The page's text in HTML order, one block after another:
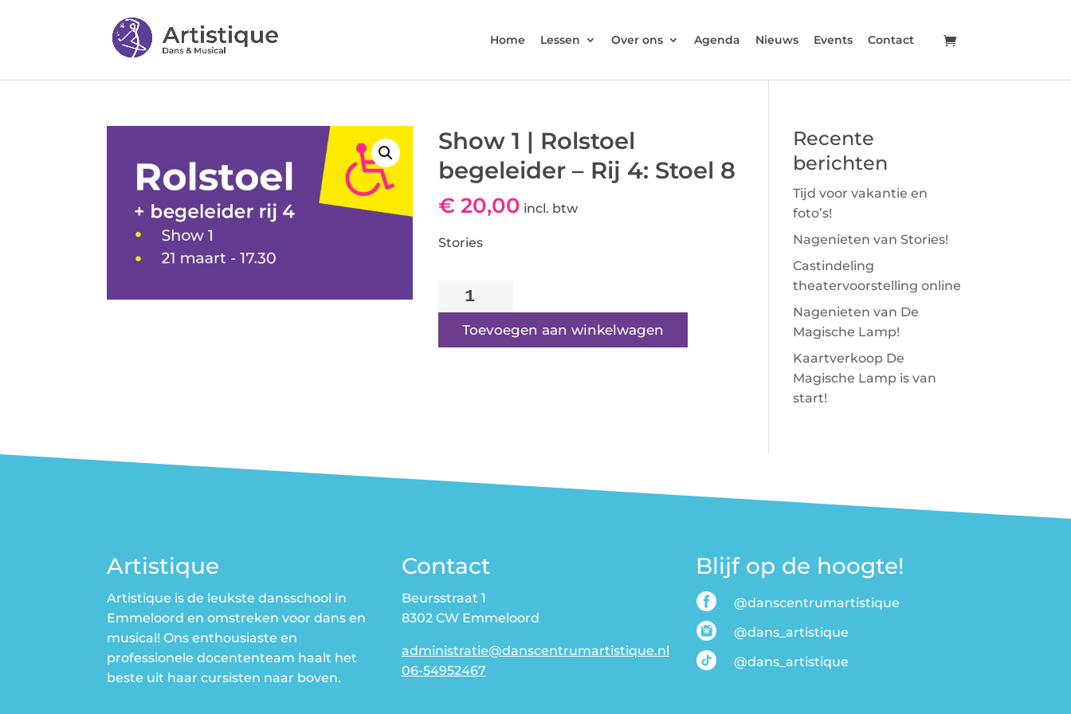
Home Lessen Over ons Agenda Nieuws Events Contact
Show 1 | Rolstoel
begeleider – Rij 4: Stoel 8
€ 20,00 incl. btw
Stories
Show
1
Rolstoel
Toevoegen aan winkelwagen
Recente
berichten
Tijd voor vakantie en
foto’s!
Nagenieten van Stories!
Castindeling
theatervoorstelling online
Nagenieten van De
Magische Lamp!
Kaartverkoop De
Magische Lamp is van
start!
Artistique
Artistique is de leukste dansschool in
Emmeloord en omstreken voor dans en
musical! Ons enthousiaste en
professionele docententeam haalt het
beste uit haar cursisten naar boven.
Contact
Beursstraat 1
8302 CW Emmeloord
administratie@danscentrumartistique.nl
06-54952467
Blijf op de hoogte!
@danscentrumartistique
@dans_artistique
@dans_artistique